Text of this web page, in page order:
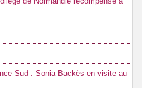
Sud : Sonia Backès en visite au